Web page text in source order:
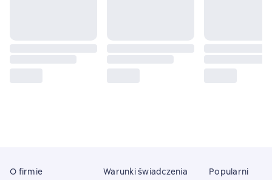
O firmie
Warunki świadczenia
Popularni